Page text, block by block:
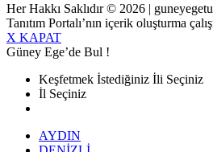
Her Hakkı Saklıdır © 2026 |
Tanıtım Portalı’nın içerik oluşturma
X KAPAT
Güney Ege’de Bul !
Keşfetmek İstediğiniz İli Seçiniz
İl Seçiniz
AYDIN